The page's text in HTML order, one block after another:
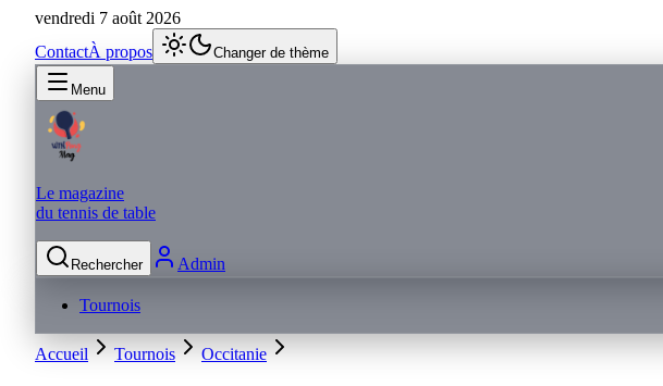
vendredi 7 août 2026
ContactÀ propos Changer de thème
Menu
Le magazine
du tennis de table
Rechercher Admin
Tournois
Accueil Tournois Occitanie